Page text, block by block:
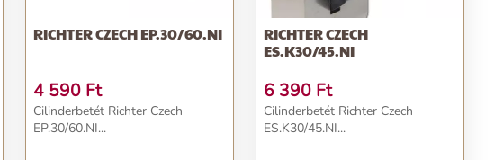
RICHTER CZECH EP.30/60.NI
4 590 Ft
Cilinderbetét Richter Czech
EP.30/60.NI...
RICHTER CZECH
ES.K30/45.NI
6 390 Ft
Cilinderbetét Richter Czech
ES.K30/45.NI...